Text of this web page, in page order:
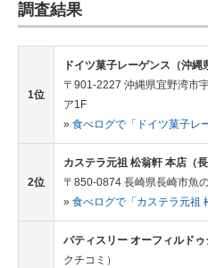
調査結果
1位
ドイツ菓子レーゲンス（沖縄
〒901-2227 沖縄県宜野湾市
ア1F
» 食べログで「ドイツ菓子レ
2位
カステラ元祖 松翁軒 本店（長
〒850-0874 長崎県長崎市魚
» 食べログで「カステラ元祖
パティスリー オーフィルドゥ
クチコミ）